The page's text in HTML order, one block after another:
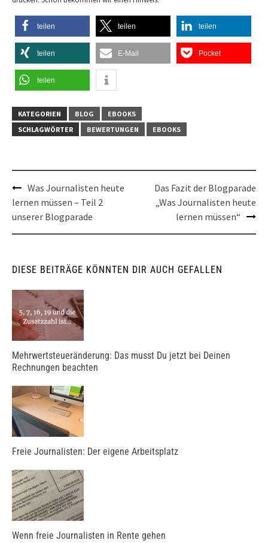
teilen teilen teilen
teilen E-Mail Pocket
teilen
KATEGORIEN BLOG
EBOOKS
SCHLAGWÖRTER
BEWERTUNGEN EBOOKS
Post
navigation
Was Journalisten heute
lernen müssen – Teil 2
unserer Blogparade
Das Fazit der Blogparade
„Was Journalisten heute
lernen müssen“
DIESE BEITRÄGE KÖNNTEN DIR AUCH GEFALLEN
Mehrwertsteueränderung: Das musst Du jetzt bei Deinen
Rechnungen beachten
Freie Journalisten: Der eigene Arbeitsplatz
Wenn freie Journalisten in Rente gehen